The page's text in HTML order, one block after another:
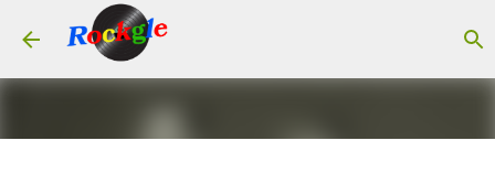
Ir al contenido principal